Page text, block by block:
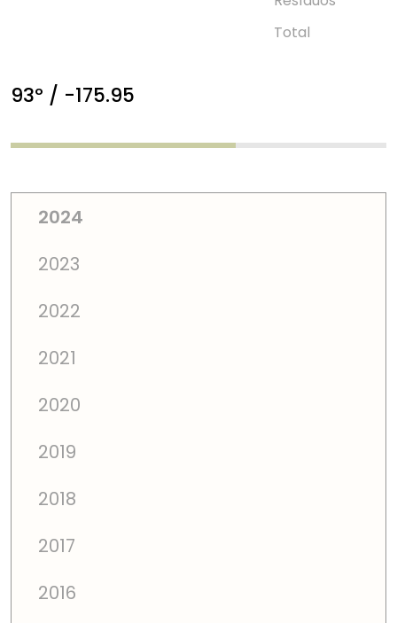
Total
93º / -175.95
2024
2023
2022
2021
2020
2019
2018
2017
2016